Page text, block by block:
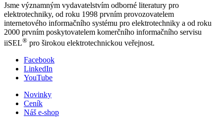
Jsme významným vydavatelstvím odborné literatury pro
elektrotechniky, od roku 1998 prvním provozovatelem
internetového informačního systému pro elektrotechniky a od roku
2000 prvním poskytovatelem komerčního informačního servisu
iiSEL® pro širokou elektrotechnickou veřejnost.
Facebook
LinkedIn
YouTube
Novinky
Ceník
Náš e-shop